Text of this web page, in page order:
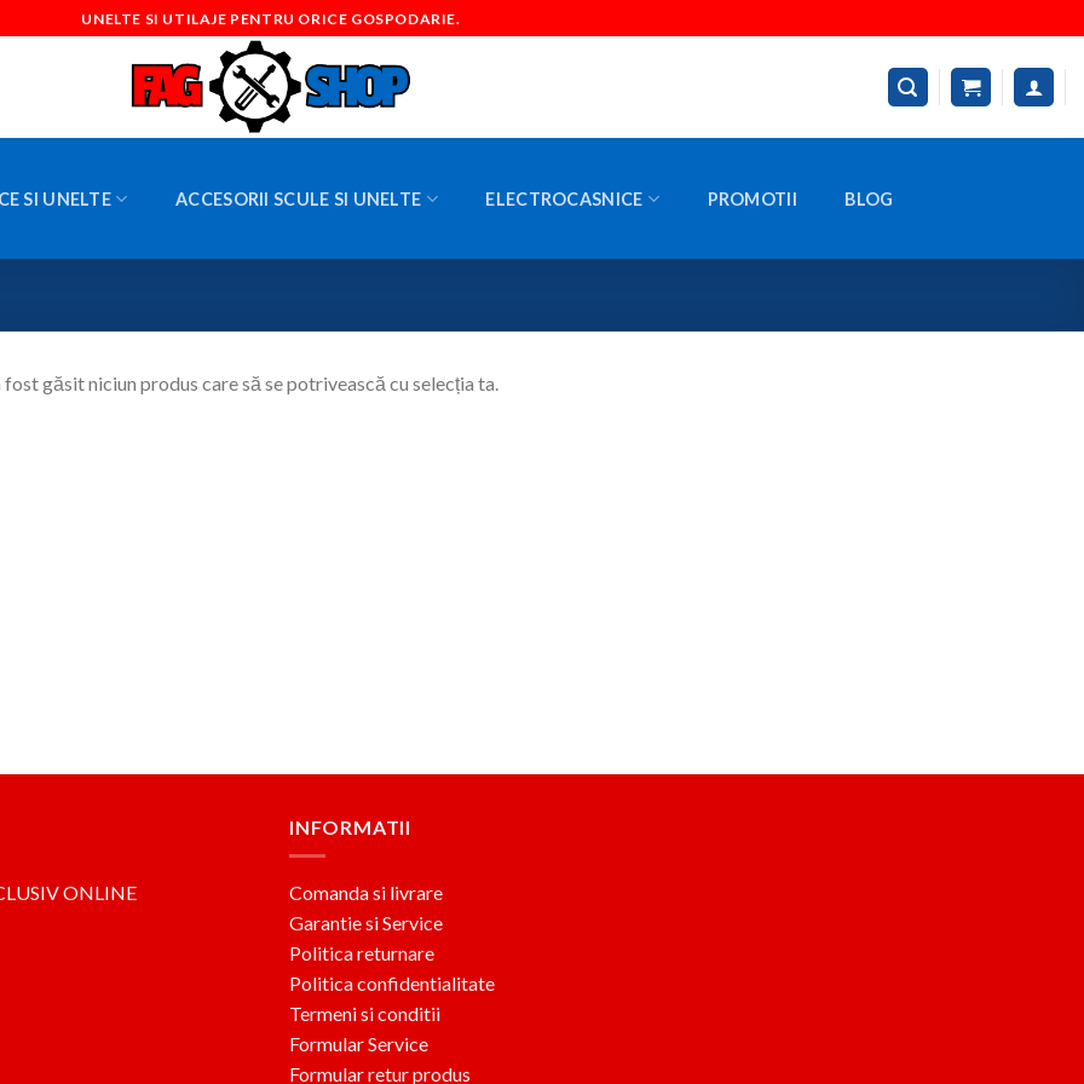
UNELTE SI UTILAJE PENTRU ORICE GOSPODARIE.
SI UNELTE ACCESORII SCULE SI UNELTE ELECTROCASNICE PROMOTII BLOG
fost găsit niciun produs care să se potrivească cu selecția ta.
ONLINE
INFORMATII
Comanda si livrare
Garantie si Service
Politica returnare
Politica confidentialitate
Termeni si conditii
Formular Service
Formular retur produs